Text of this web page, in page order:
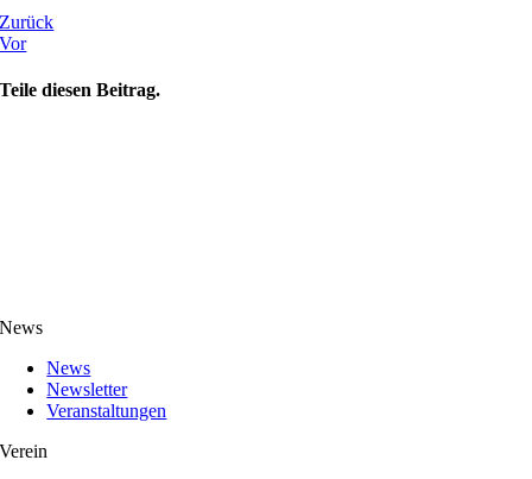
Zurück
Vor
Teile diesen Beitrag.
News
News
Newsletter
Veranstaltungen
Verein